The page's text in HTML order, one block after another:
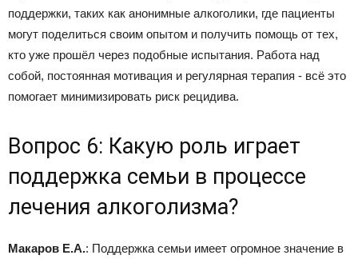
поддержки, таких как анонимные алкоголики, где пациенты
могут поделиться своим опытом и получить помощь от тех,
кто уже прошёл через подобные испытания. Работа над
собой, постоянная мотивация и регулярная терапия - всё это
помогает минимизировать риск рецидива.
Вопрос 6: Какую роль играет
поддержка семьи в процессе
лечения алкоголизма?
Макаров Е.А.: Поддержка семьи имеет огромное значение в